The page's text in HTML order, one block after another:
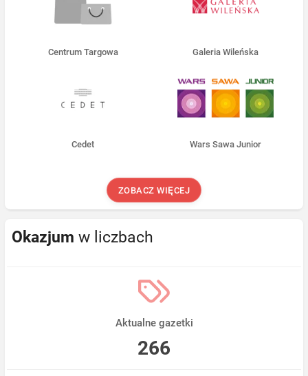
Centrum Targowa Galeria Wileńska
Cedet Wars Sawa Junior
ZOBACZ WIĘCEJ
Okazjum w liczbach
Aktualne gazetki
266